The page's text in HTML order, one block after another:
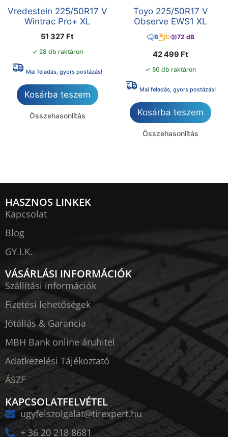
Vredestein 225/50R17 V
Wintrac Pro+ XL
51 327 Ft
✓ 28 db raktáron
Mai feladás, gyors postázás!
Kosárba teszem
Összehasonlítás
Toyo 225/50R17 V
Observe EWS1 XL
B C 72 dB
42 499 Ft
✓ 50 db raktáron
Mai feladás, gyors postázás!
Kosárba teszem
Összehasonlítás
HASZNOS LINKEK
Kapcsolat
Blog
GY.I.K.
VÁSÁRLÁSI INFORMÁCIÓK
Szállítási információk
Fizetési lehetőségek
Jótállás & Garancia
MBH Bank online áruhitel
Adatkezelési Tájékoztató
ÁSZF
KAPCSOLATFELVÉTEL
ugyfelszolgalat@tirexpert.hu
+ 36 20 218 8681